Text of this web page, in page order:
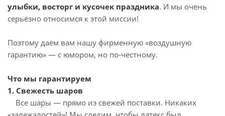
улыбки, восторг и кусочек праздника. И мы очень
серьёзно относимся к этой миссии!
Поэтому даём вам нашу фирменную «воздушную
гарантию» — с юмором, но по‑честному.
Что мы гарантируем
1. Свежесть шаров
Все шары — прямо из свежей поставки. Никаких